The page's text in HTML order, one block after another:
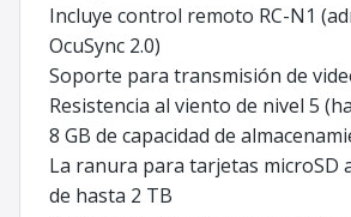
Incluye control remoto RC-N1
OcuSync 2.0)
Soporte para transmisión de
Resistencia al viento de nivel 5
8 GB de capacidad de
La ranura para tarjetas microSD
de hasta 2 TB